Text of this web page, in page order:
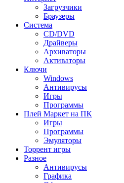
Загрузчики
Браузеры
Система
CD/DVD
Драйверы
Архиваторы
Активаторы
Ключи
Windows
Антивирусы
Игры
Программы
Плей Маркет на ПК
Игры
Программы
Эмуляторы
Торрент игры
Разное
Антивирусы
Графика